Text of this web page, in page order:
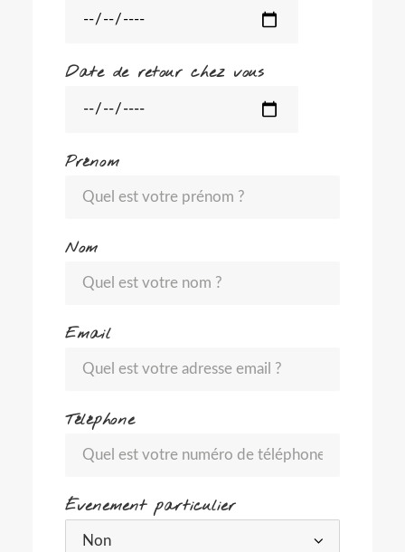
Date de retour chez vous
Prénom
Nom
Email
Téléphone
Évenement particulier